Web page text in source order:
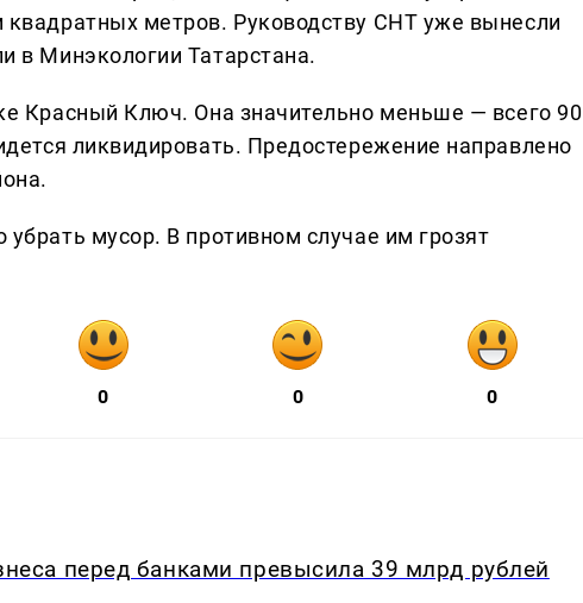
метров. Руководству СНТ уже вынесли
в Минэкологии Татарстана.
Красный Ключ. Она значительно меньше — всего 90
ликвидировать. Предостережение направлено
мусор. В противном случае им грозят
0 0 0
перед банками превысила 39 млрд рублей